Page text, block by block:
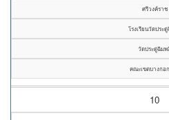
ศรีวงค์ราช
โรงเรียนวัดประ
วัดประดู่ฉิมพ
คณะเขตบางกอ
10